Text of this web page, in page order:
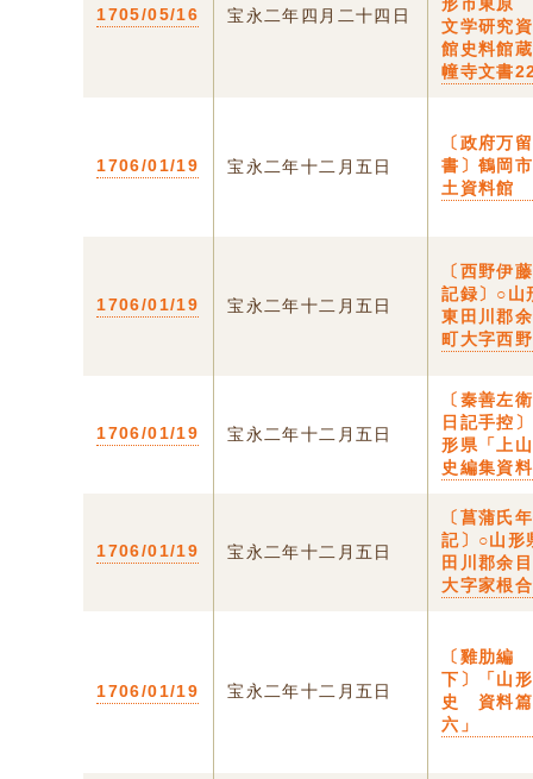
1705/05/16 宝永二年四月二十四日
形市東原
文学研究
館史料館
幢寺文書
1706/01/19 宝永二年十二月五日
〔政府万留
書〕鶴岡
土資料館
1706/01/19 宝永二年十二月五日
〔西野伊
記録〕○山
東田川郡
町大字西野
1706/01/19 宝永二年十二月五日
〔秦善左
日記手控
形県「上
史編集資
1706/01/19 宝永二年十二月五日
〔菖蒲氏
記〕○山形
田川郡余
大字家根合
1706/01/19 宝永二年十二月五日
〔雞肋編
下〕「山
史 資料篇
六」